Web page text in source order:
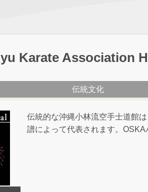
Karate Association
伝統文化
伝統的な沖縄小林流空手士道館
譜によって代表されます。OSKA